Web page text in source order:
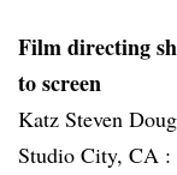
Film directing
to screen
Katz Steven
Studio City, CA :